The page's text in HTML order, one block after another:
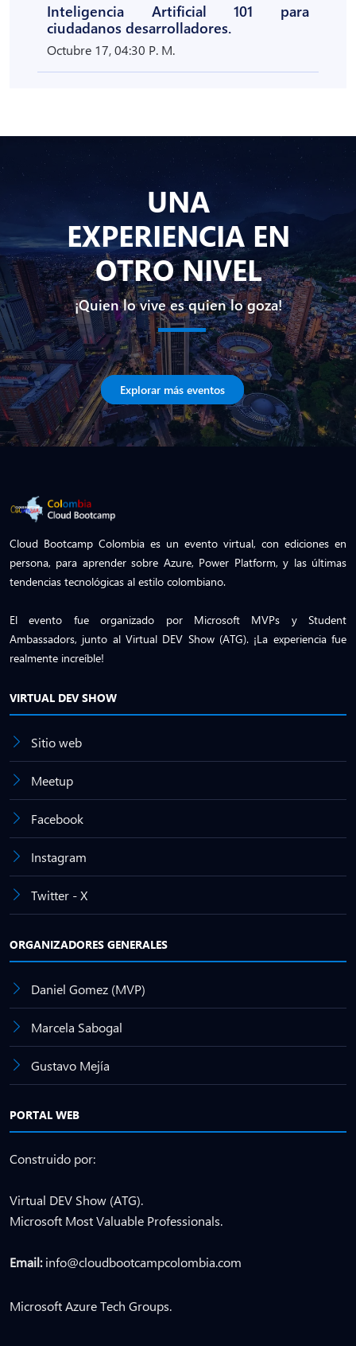
Inteligencia Artificial 101 para
ciudadanos desarrolladores.
Octubre 17, 04:30 P. M.
UNA
EXPERIENCIA EN
OTRO NIVEL
¡Quien lo vive es quien lo goza!
Explorar más eventos
Cloud Bootcamp Colombia es un evento virtual, con ediciones en
persona, para aprender sobre Azure, Power Platform, y las últimas
tendencias tecnológicas al estilo colombiano.
El evento fue organizado por Microsoft MVPs y Student
Ambassadors, junto al Virtual DEV Show (ATG). ¡La experiencia fue
realmente increíble!
VIRTUAL DEV SHOW
Sitio web
Meetup
Facebook
Instagram
Twitter - X
ORGANIZADORES GENERALES
Daniel Gomez (MVP)
Marcela Sabogal
Gustavo Mejía
PORTAL WEB
Construido por:
Virtual DEV Show (ATG).
Microsoft Most Valuable Professionals.
Email:info@cloudbootcampcolombia.com
Microsoft Azure Tech Groups.